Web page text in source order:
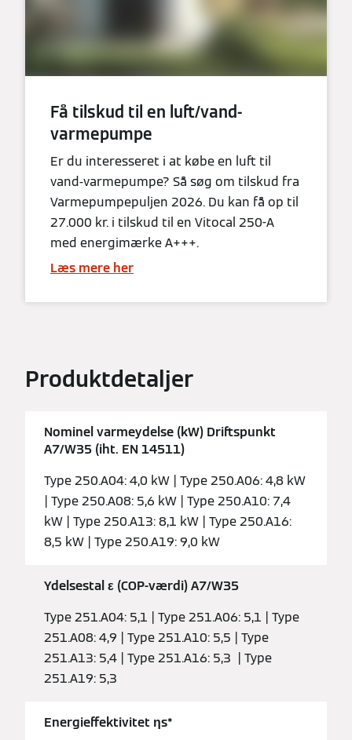
Få tilskud til en luft/vand-
varmepumpe
Er du interesseret i at købe en luft til
vand-varmepumpe? Så søg om tilskud fra
Varmepumpepuljen 2026. Du kan få op til
27.000 kr. i tilskud til en Vitocal 250-A
med energimærke A+++.
Læs mere her
Produktdetaljer
Nominel varmeydelse (kW) Driftspunkt
A7/W35 (iht. EN 14511)
Type 250.A04: 4,0 kW | Type 250.A06: 4,8 kW
| Type 250.A08: 5,6 kW | Type 250.A10: 7,4
kW | Type 250.A13: 8,1 kW | Type 250.A16:
8,5 kW | Type 250.A19: 9,0 kW
Ydelsestal ε (COP-værdi) A7/W35
Type 251.A04: 5,1 | Type 251.A06: 5,1 | Type
251.A08: 4,9 | Type 251.A10: 5,5 | Type
251.A13: 5,4 | Type 251.A16: 5,3 | Type
251.A19: 5,3
Energieffektivitet ƞs*